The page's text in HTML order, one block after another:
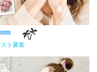
ト募集